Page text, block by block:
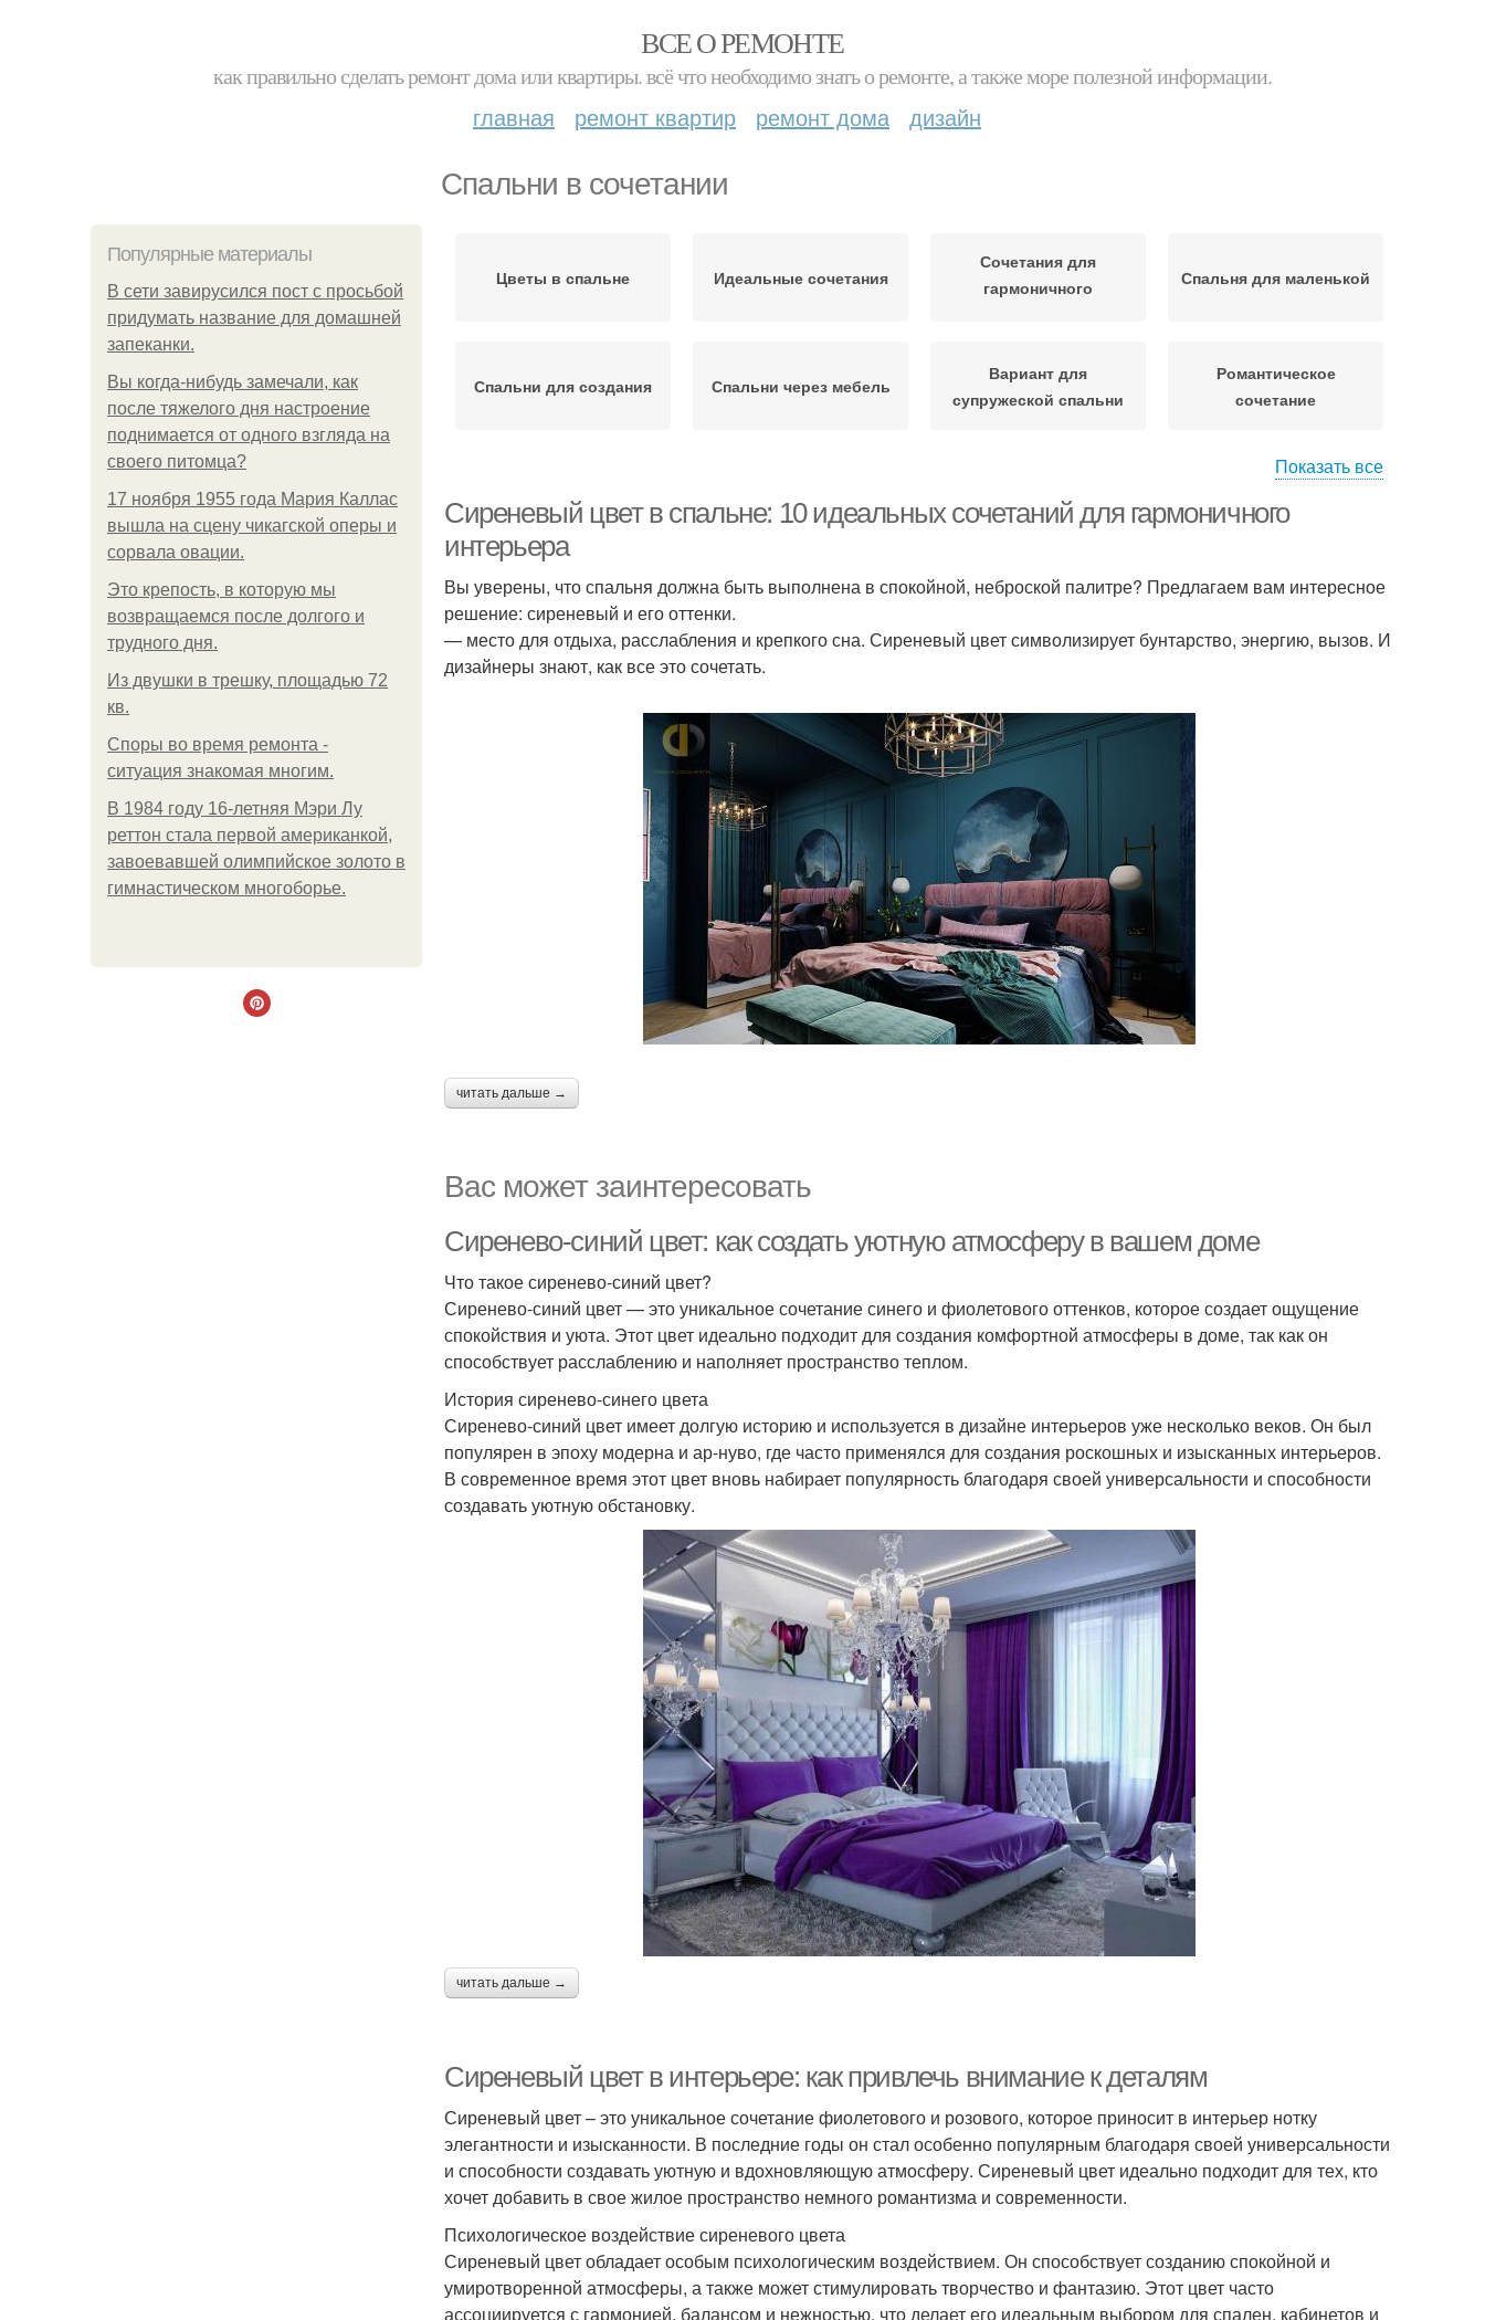
ВСЕ О РЕМОНТЕ
как правильно сделать ремонт дома или квартиры. всё что необходимо знать о ремонте, а также море полезной информации.
главная ремонт квартир ремонт дома дизайн
Спальни в сочетании
Популярные материалы
В сети завирусился пост с просьбой
придумать название для домашней
запеканки.
Вы когда-нибудь замечали, как
после тяжелого дня настроение
поднимается от одного взгляда на
своего питомца?
17 ноября 1955 года Мария Каллас
вышла на сцену чикагской оперы и
сорвала овации.
Это крепость, в которую мы
возвращаемся после долгого и
трудного дня.
Из двушки в трешку, площадью 72
кв.
Споры во время ремонта -
ситуация знакомая многим.
В 1984 году 16-летняя Мэри Лу
реттон стала первой американкой,
завоевавшей олимпийское золото в
гимнастическом многоборье.
Цветы в спальне Идеальные сочетания
Сочетания для
гармоничного
Спальня для маленькой
Спальни для создания Спальни через мебель
Вариант для
супружеской спальни
Романтическое
сочетание
Показать все
Сиреневый цвет в спальне: 10 идеальных сочетаний для гармоничного
интерьера
Вы уверены, что спальня должна быть выполнена в спокойной, неброской палитре? Предлагаем вам интересное
решение: сиреневый и его оттенки.
— место для отдыха, расслабления и крепкого сна. Сиреневый цвет символизирует бунтарство, энергию, вызов. И
дизайнеры знают, как все это сочетать.
читать дальше →
Вас может заинтересовать
Сиренево-синий цвет: как создать уютную атмосферу в вашем доме
Что такое сиренево-синий цвет?
Сиренево-синий цвет — это уникальное сочетание синего и фиолетового оттенков, которое создает ощущение
спокойствия и уюта. Этот цвет идеально подходит для создания комфортной атмосферы в доме, так как он
способствует расслаблению и наполняет пространство теплом.
История сиренево-синего цвета
Сиренево-синий цвет имеет долгую историю и используется в дизайне интерьеров уже несколько веков. Он был
популярен в эпоху модерна и ар-нуво, где часто применялся для создания роскошных и изысканных интерьеров.
В современное время этот цвет вновь набирает популярность благодаря своей универсальности и способности
создавать уютную обстановку.
читать дальше →
Сиреневый цвет в интерьере: как привлечь внимание к деталям
Сиреневый цвет – это уникальное сочетание фиолетового и розового, которое приносит в интерьер нотку
элегантности и изысканности. В последние годы он стал особенно популярным благодаря своей универсальности
и способности создавать уютную и вдохновляющую атмосферу. Сиреневый цвет идеально подходит для тех, кто
хочет добавить в свое жилое пространство немного романтизма и современности.
Психологическое воздействие сиреневого цвета
Сиреневый цвет обладает особым психологическим воздействием. Он способствует созданию спокойной и
умиротворенной атмосферы, а также может стимулировать творчество и фантазию. Этот цвет часто
ассоциируется с гармонией, балансом и нежностью, что делает его идеальным выбором для спален, кабинетов и